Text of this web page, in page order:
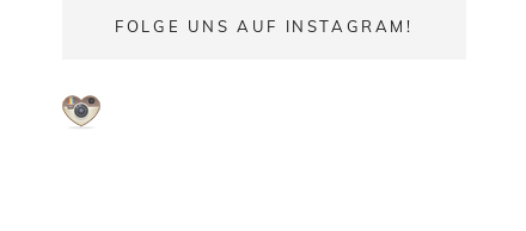
FOLGE UNS AUF INSTAGRAM!